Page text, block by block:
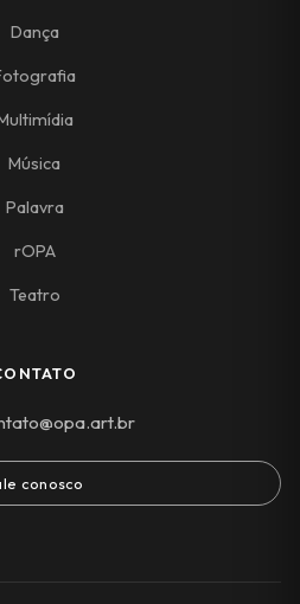
Dança
Música
Palavra
rOPA
Teatro
conosco